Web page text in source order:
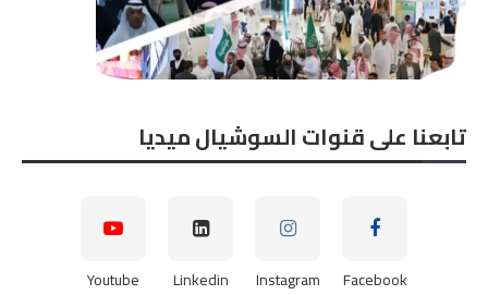
تابعنا على قنوات السوشيال ميديا
Facebook
Instagram
Linkedin
Youtube